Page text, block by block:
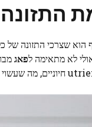
התזונה
הוא שצרכי התזונה
לא מתאימה לפאג